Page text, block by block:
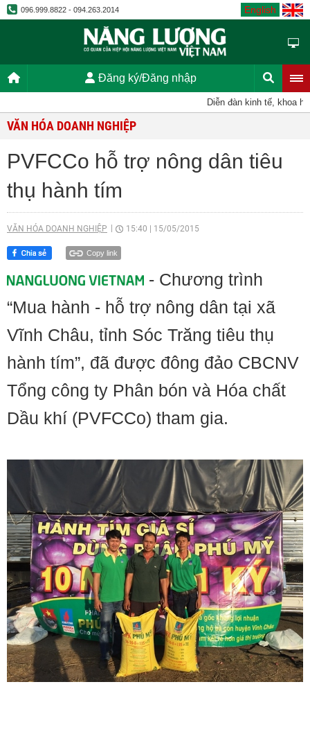
096.999.8822 - 094.263.2014 English
Đăng ký/Đăng nhập
Diễn đàn kinh tế, khoa
VĂN HÓA DOANH NGHIỆP
PVFCCo hỗ trợ nông dân tiêu
thụ hành tím
VĂN HÓA DOANH NGHIỆP 15:40 15/05/2015
Copy link
- Chương trình
“Mua hành - hỗ trợ nông dân tại xã
Vĩnh Châu, tỉnh Sóc Trăng tiêu thụ
hành tím”, đã được đông đảo CBCNV
Tổng công ty Phân bón và Hóa chất
Dầu khí (PVFCCo) tham gia.